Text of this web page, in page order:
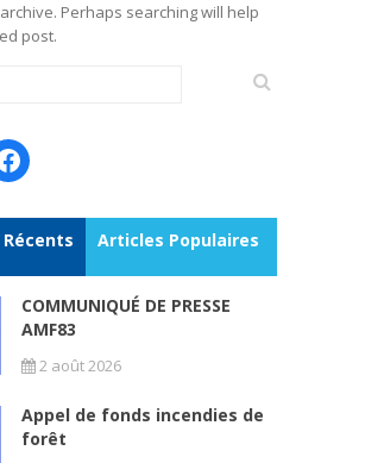
Perhaps searching will help
post.
Articles Populaires
COMMUNIQUÉ DE PRESSE
AMF83
2 août 2026
Appel de fonds incendies de
forêt